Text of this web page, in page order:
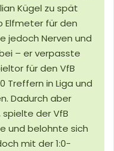
Kügel zu spät
Elfmeter für den
jedoch Nerven und
– er verpasste
für den VfB
Treffern in Liga und
Dadurch aber
der VfB
und belohnte sich
mit der 1:0-